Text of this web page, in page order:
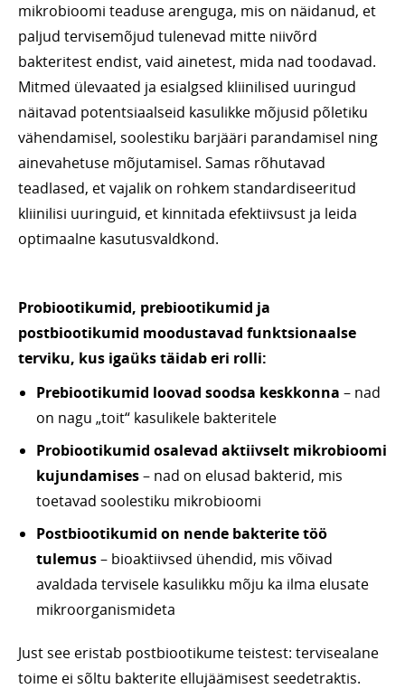
mikrobioomi teaduse arenguga, mis on näidanud, et
paljud tervisemõjud tulenevad mitte niivõrd
bakteritest endist, vaid ainetest, mida nad toodavad.
Mitmed ülevaated ja esialgsed kliinilised uuringud
näitavad potentsiaalseid kasulikke mõjusid põletiku
vähendamisel, soolestiku barjääri parandamisel ning
ainevahetuse mõjutamisel. Samas rõhutavad
teadlased, et vajalik on rohkem standardiseeritud
kliinilisi uuringuid, et kinnitada efektiivsust ja leida
optimaalne kasutusvaldkond.
Probiootikumid, prebiootikumid ja
postbiootikumid moodustavad funktsionaalse
terviku, kus igaüks täidab eri rolli:
Prebiootikumid loovad soodsa keskkonna – nad
on nagu „toit“ kasulikele bakteritele
Probiootikumid osalevad aktiivselt mikrobioomi
kujundamises– nad on elusad bakterid, mis
toetavad soolestiku mikrobioomi
Postbiootikumid on nende bakterite töö
tulemus– bioaktiivsed ühendid, mis võivad
avaldada tervisele kasulikku mõju ka ilma elusate
mikroorganismideta
Just see eristab postbiootikume teistest: tervisealane
toime ei sõltu bakterite ellujäämisest seedetraktis.